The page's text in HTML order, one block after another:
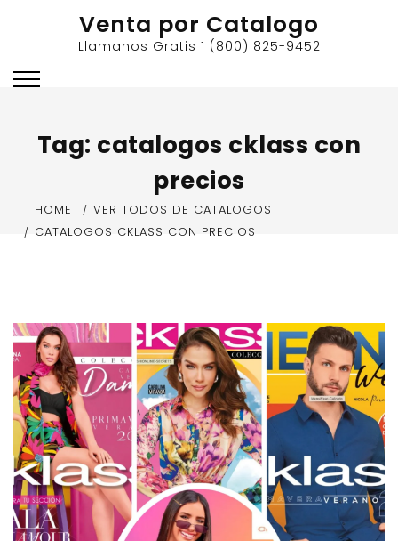
Venta por Catalogo
Llamanos Gratis 1 (800) 825-9452
Tag: catalogos cklass con
precios
HOME
VER TODOS DE CATALOGOS
CATALOGOS CKLASS CON PRECIOS